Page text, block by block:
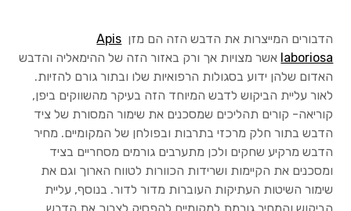
הדבורים המייצרות את הדבש הזה הם מזן Apis
laboriosa אשר מצויות אך ורק באזור הזה של ההימאליה והדבש
האדום שלהן ידוע בסגולות הרפואיות שלו ובתור גורם להזיות.
לאור עליית הביקוש לדבש המיוחד הזה בעיקר מהשווקים ביפן,
קוריאה- קורים תהליכים שמסכנים את שימור המסורת של ציד
הדבש בתור חלק מרכזי בתרבות ובפולחן של המקומיים. מחיר
הדבש מרקיע שחקים ולכן מתערבים גורמים מסחריים בציד
ומסכנים את הקיימות ושרידות הכוורות לטווח הארוך וגם את
שימור השיטות העתיקות העוברות מדור לדור. בנוסף, עליית